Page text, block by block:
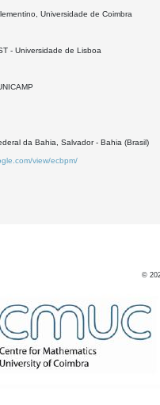
Universidade de Coimbra
- Universidade de Lisboa
da Bahia, Salvador - Bahia (Brasil)
view/ecbpm/
©